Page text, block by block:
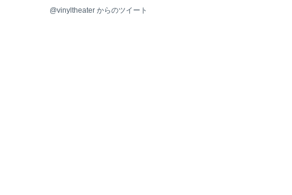
@vinyltheater からのツイート